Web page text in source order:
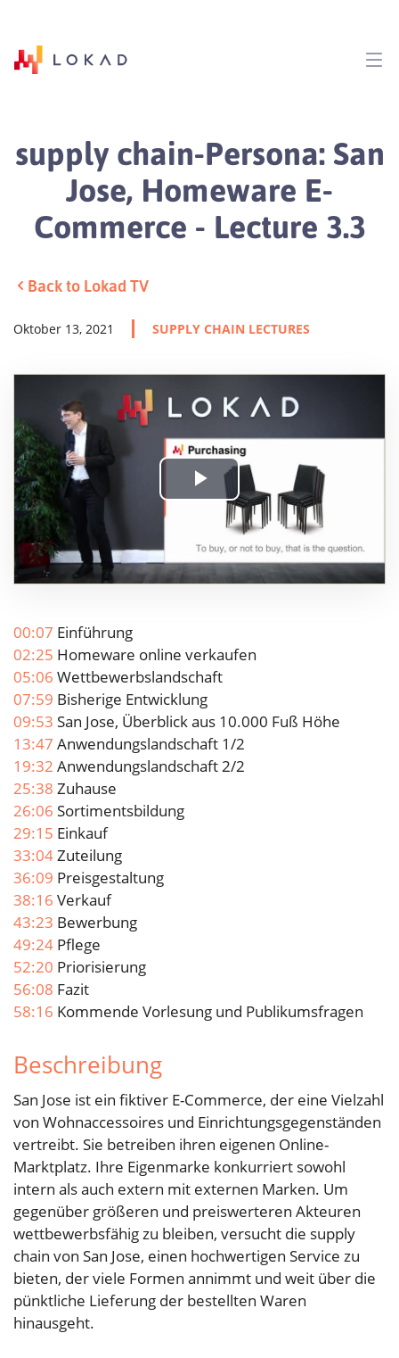
supply chain-Persona: San
Jose, Homeware E-
Commerce - Lecture 3.3
Back to Lokad TV
Oktober 13, 2021 SUPPLY CHAIN LECTURES
Play
Video
00:07 Einführung
02:25 Homeware online verkaufen
05:06 Wettbewerbslandschaft
07:59 Bisherige Entwicklung
09:53 San Jose, Überblick aus 10.000 Fuß Höhe
13:47 Anwendungslandschaft 1/2
19:32 Anwendungslandschaft 2/2
25:38 Zuhause
26:06 Sortimentsbildung
29:15 Einkauf
33:04Zuteilung
36:09 Preisgestaltung
38:16 Verkauf
43:23 Bewerbung
49:24 Pflege
52:20 Priorisierung
56:08 Fazit
58:16 Kommende Vorlesung und Publikumsfragen
Beschreibung
San Jose ist ein fiktiver E-Commerce, der eine Vielzahl
von Wohnaccessoires und Einrichtungsgegenständen
vertreibt. Sie betreiben ihren eigenen Online-
Marktplatz. Ihre Eigenmarke konkurriert sowohl
intern als auch extern mit externen Marken. Um
gegenüber größeren und preiswerteren Akteuren
wettbewerbsfähig zu bleiben, versucht die supply
chain von San Jose, einen hochwertigen Service zu
bieten, der viele Formen annimmt und weit über die
pünktliche Lieferung der bestellten Waren
hinausgeht.